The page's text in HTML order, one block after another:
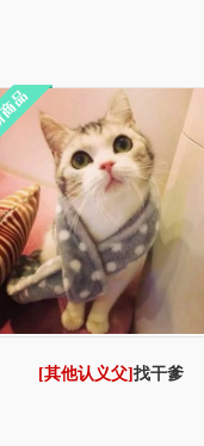
[其他认义父] 找干爹